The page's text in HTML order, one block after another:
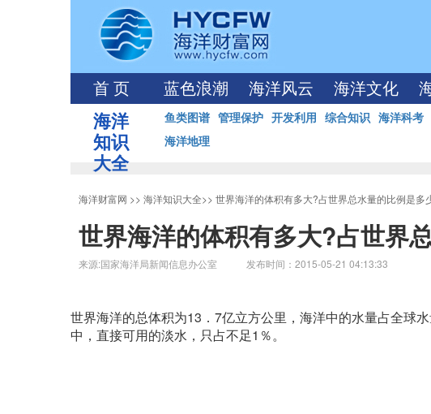
首 页 蓝色浪潮 海洋风云 海洋文化
海洋
知识
大全
鱼类图谱 管理保护 开发利用 综合知识 海洋科考
海洋地理
海洋财富网 >> 海洋知识大全>> 世界海洋的体积有多大?占世界总水量的比例是多
世界海洋的体积有多大?占世界
来源:国家海洋局新闻信息办公室 发布时间：2015-05-21 04:13:33
世界海洋的总体积为13．7亿立方公里，海洋中的水量占全球
中，直接可用的淡水，只占不足1％。